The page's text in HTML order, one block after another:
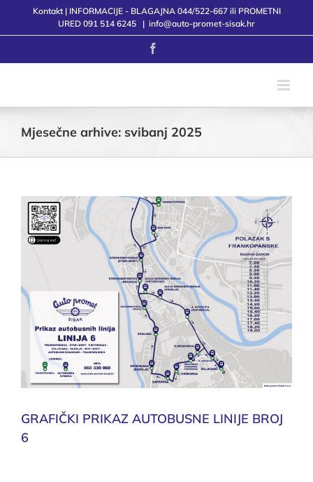
Kontakt | INFORMACIJE - BLAGAJNA 044/522-667 ili PROMETNI
URED 091 514 6245
| info@auto-promet-sisak.hr
Mjesečne arhive: svibanj 2025
GRAFIČKI PRIKAZ AUTOBUSNE LINIJE BROJ
6